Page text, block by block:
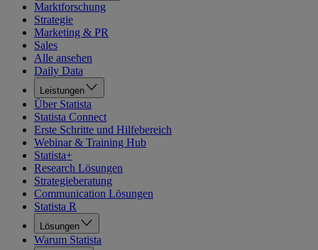
Marktforschung
Strategie
Marketing & PR
Sales
Alle ansehen
Daily Data
Leistungen
Über Statista
Statista Connect
Erste Schritte und Hilfebereich
Webinar & Training Hub
Statista+
Research Lösungen
Strategieberatung
Communication Lösungen
Statista R
Lösungen
Warum Statista